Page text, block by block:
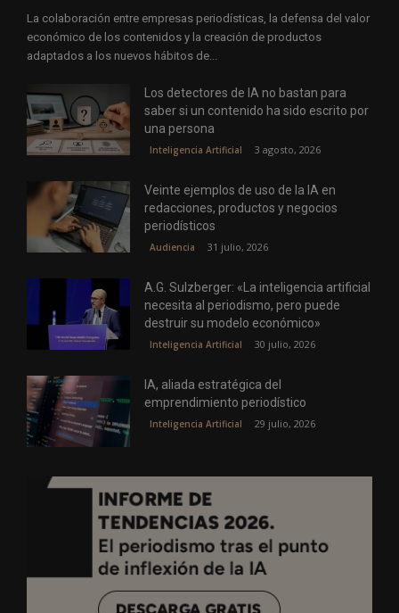
La colaboración entre empresas periodísticas, la defensa del valor
económico de los contenidos y la creación de productos
adaptados a los nuevos hábitos de...
Los detectores de IA no bastan para
saber si un contenido ha sido escrito por
una persona
Inteligencia Artificial 3 agosto, 2026
Veinte ejemplos de uso de la IA en
redacciones, productos y negocios
periodísticos
Audiencia 31 julio, 2026
A.G. Sulzberger: «La inteligencia artificial
necesita al periodismo, pero puede
destruir su modelo económico»
Inteligencia Artificial 30 julio, 2026
IA, aliada estratégica del
emprendimiento periodístico
Inteligencia Artificial 29 julio, 2026